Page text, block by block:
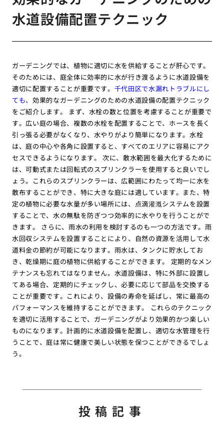
水道設備配置テクニック
ガーデニングでは、植物に適切に水を供給することが肝心です。
そのためには、庭全体に効率的に水が行き渡るように水道設備を
適切に配置することが重要です。 千代田区で水漏れトラブルにし
ても、効果的なガーデニングのための水道設備の配置テクニック
をご紹介します。 まず、水栓の数と位置を考慮することが重要で
す。広い庭の場合、複数の水栓を配置することで、ホースを長く
引っ張る必要がなくなり、水やりがより簡単になります。水栓
は、庭の中心や各角に設置すると、すべてのエリアに容易にアク
セスできるようになります。 次に、散水範囲を最大化するために
は、可動式または回転式のスプリンクラーを使用すると良いでし
ょう。これらのスプリンクラーは、広範囲にわたって均一に水を
散布することができ、特に大きな庭には適しています。また、特
定の植物に必要な水量が多い場所には、点滴灌漑システムを設置
することで、水の無駄を防ぎつつ効率的に水やりを行うことがで
きます。 さらに、雨水の利用を検討するのも一つの方法です。雨
水回収システムを設置することにより、自然の資源を活用して水
道料金の節約が可能になります。雨水は、タンクに貯水してお
き、乾燥期に庭の植物に供給することができます。 定期的なメン
テナンスも忘れてはなりません。水道設備は、特に外部に設置し
てある場合、定期的にチェックし、必要に応じて部品を交換する
ことが重要です。これにより、設備の寿命を延ばし、常に最高の
パフォーマンスを維持することができます。 これらのテクニック
を適切に活用することで、ガーデニングがより効果的かつ楽しい
ものになります。計画的に水道設備を配置し、適切な水管理を行
うことで、庭は常に健康で美しい状態を保つことができるでしょ
う。
投稿記事